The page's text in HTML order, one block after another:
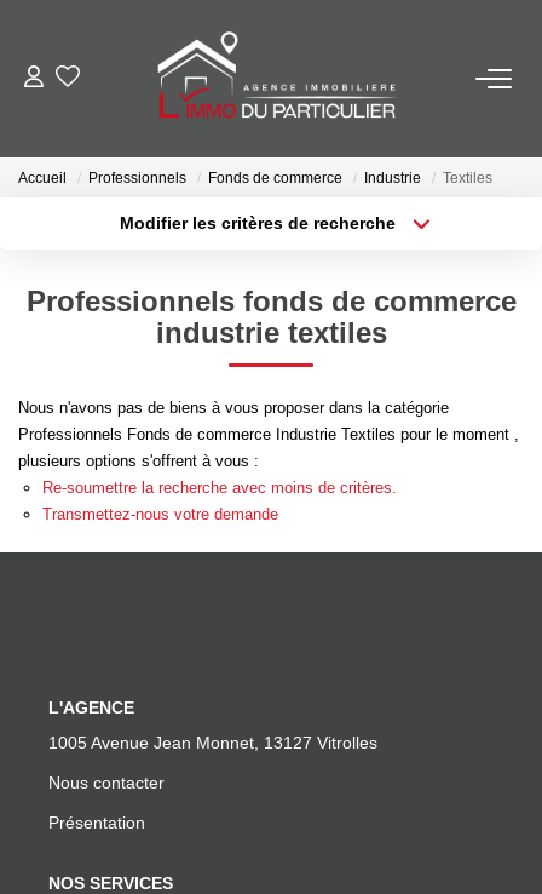
NOS BIENS EN VENTE
Ancien
Neuf
NOS BIENS VENDUS
NOTRE AGENCE
Contact
Meilleurs Agents
Accueil Professionnels Fonds de commerce Industrie Textiles
Modifier les critères de recherche
Plus de critères Créer une alerte
Professionnels fonds de commerce
industrie textiles
Nous n'avons pas de biens à vous proposer dans la catégorie
Professionnels Fonds de commerce Industrie Textiles pour le moment ,
plusieurs options s'offrent à vous :
Re-soumettre la recherche avec moins de critères.
Transmettez-nous votre demande
L'AGENCE
1005 Avenue Jean Monnet, 13127 Vitrolles
Nous contacter
Présentation
NOS SERVICES